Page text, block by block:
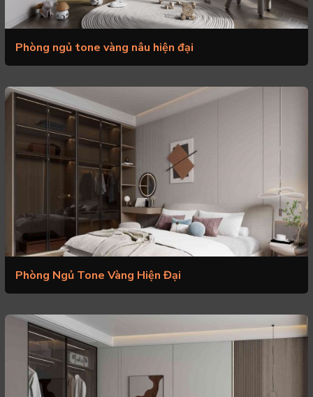
Phòng ngủ tone vàng nâu hiện đại
Phòng Ngủ Tone Vàng Hiện Đại